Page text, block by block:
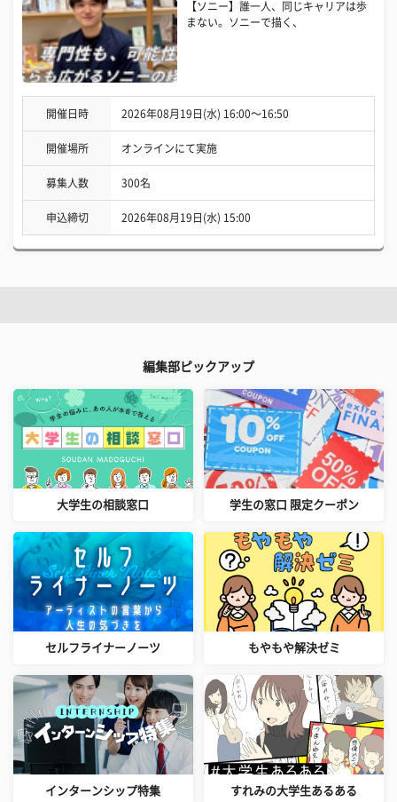
【ソニー】誰一人、同じキャリアは歩
まない。ソニーで描く、
開催日時 2026年08月19日(水) 16:00〜16:50
開催場所 オンラインにて実施
募集人数 300名
申込締切 2026年08月19日(水) 15:00
編集部ピックアップ
大学生の相談窓口 学生の窓口 限定クーポン
セルフライナーノーツ もやもや解決ゼミ
インターンシップ特集 すれみの大学生あるある